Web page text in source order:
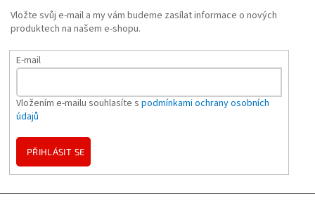
Vložte svůj e-mail a my vám budeme zasílat informace o nových
produktech na našem e-shopu.
E-mail
Vložením e-mailu souhlasíte s podmínkami ochrany osobních
údajů
PŘIHLÁSIT SE